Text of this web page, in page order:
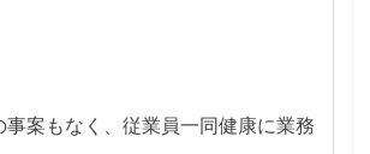
案もなく、従業員一同健康に業務